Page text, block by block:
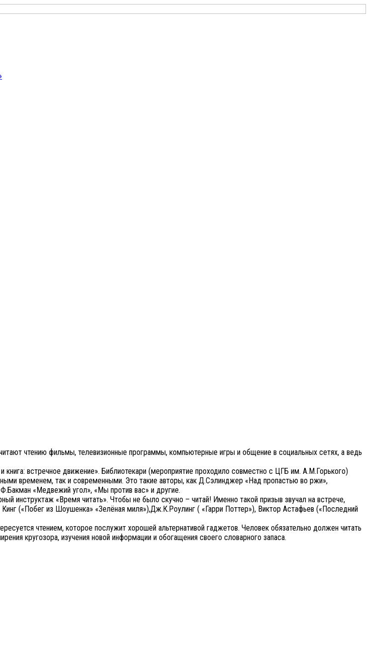
чтению фильмы, телевизионные программы, компьютерные игры и общение в социальных сетях, а ведь
встречное движение». Библиотекари (мероприятие проходило совместно с ЦГБ им. А.М.Горького)
временем, так и современными. Это такие авторы, как Д.Сэлинджер «Над пропастью во ржи»,
«Медвежий угол», «Мы против вас» и другие.
инструктаж «Время читать». Чтобы не было скучно – читай! Именно такой призыв звучал на встрече,
(«Побег из Шоушенка» «Зелёная миля»),Дж.К.Роулинг ( «Гарри Поттер»), Виктор Астафьев («Последний
чтением, которое послужит хорошей альтернативой гаджетов. Человек обязательно должен читать
кругозора, изучения новой информации и обогащения своего словарного запаса.